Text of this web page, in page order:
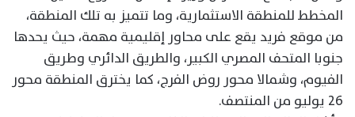
المخطط للمنطقة الاستثمارية، وما تتميز به تلك المنطقة،
من موقع فريد يقع على محاور إقليمية مهمة، حيث يحدها
جنوبا المتحف المصري الكبير، والطريق الدائري وطريق
الفيوم، وشمالا محور روض الفرج، كما يخترق المنطقة محور
26 يوليو من المنتصف.